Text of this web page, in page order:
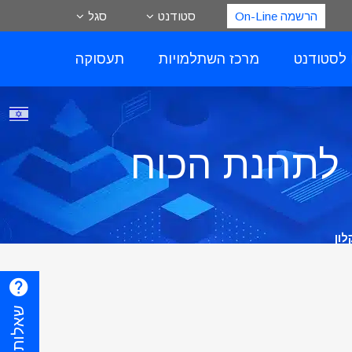
הרשמה On-Line סטודנט סגל
לסטודנט מרכז השתלמויות תעסוקה
לתחנת הכוח